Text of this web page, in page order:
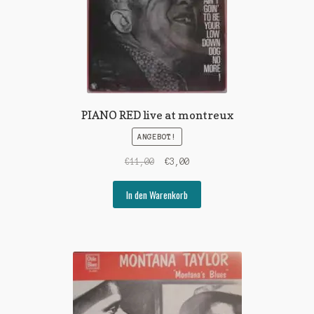
PIANO RED live at montreux
ANGEBOT!
€11,00
Ursprünglicher
war:
€11,00
€3,00Aktueller
€3,00.
In den Warenkorb